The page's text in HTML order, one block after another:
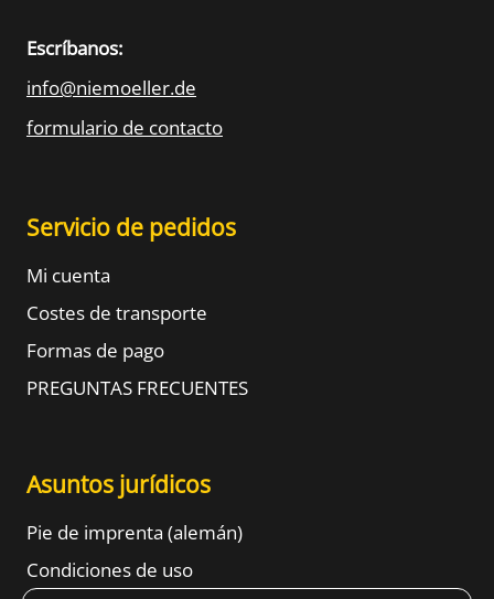
Escríbanos:
info@niemoeller.de
formulario de contacto
Servicio de pedidos
Mi cuenta
Costes de transporte
Formas de pago
PREGUNTAS FRECUENTES
Asuntos jurídicos
Pie de imprenta (alemán)
Condiciones de uso